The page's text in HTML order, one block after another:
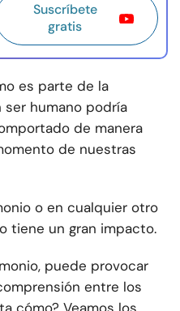
Suscríbete
gratis
es parte de la
ser humano podría
de manera
de nuestras
o en cualquier otro
tiene un gran impacto.
puede provocar
entre los